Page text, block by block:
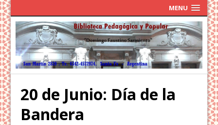
MENU
20 de Junio: Día de la
Bandera